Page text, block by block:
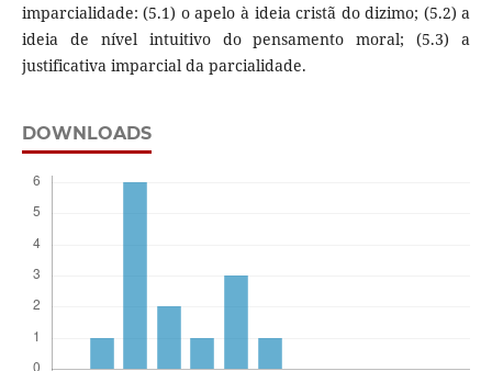
imparcialidade: (5.1) o apelo à ideia cristã do dizimo; (5.2) a
ideia de nível intuitivo do pensamento moral; (5.3) a
justificativa imparcial da parcialidade.
DOWNLOADS